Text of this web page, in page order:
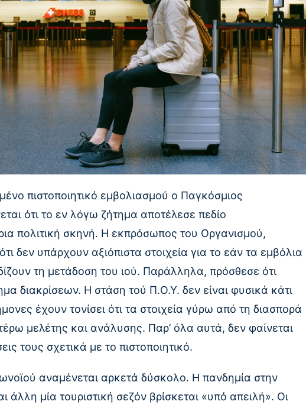
πιστοποιητικό εμβολιασμού ο Παγκόσμιος
ότι το εν λόγω ζήτημα αποτέλεσε πεδίο
πολιτική σκηνή. Η εκπρόσωπος του Οργανισμού,
δεν υπάρχουν αξιόπιστα στοιχεία για το εάν τα εμβόλια
τη μετάδοση του ιού. Παράλληλα, πρόσθεσε ότι
διακρίσεων. Η στάση τού Π.Ο.Υ. δεν είναι φυσικά κάτι
έχουν τονίσει ότι τα στοιχεία γύρω από τη διασπορά
μελέτης και ανάλυσης. Παρ’ όλα αυτά, δεν φαίνεται
τους σχετικά με το πιστοποιητικό.
αναμένεται αρκετά δύσκολο. Η πανδημία στην
άλλη μία τουριστική σεζόν βρίσκεται «υπό απειλή». Οι